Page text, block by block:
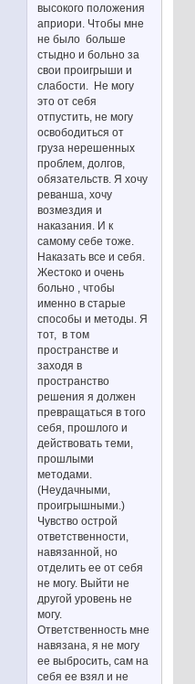
высокого положения
априори. Чтобы мне
не было больше
стыдно и больно за
свои проигрыши и
слабости. Не могу
это от себя
отпустить, не могу
освободиться от
груза нерешенных
проблем, долгов,
обязательств. Я хочу
реванша, хочу
возмездия и
наказания. И к
самому себе тоже.
Наказать все и себя.
Жестоко и очень
больно , чтобы
именно в старые
способы и методы. Я
тот, в том
пространстве и
заходя в
пространство
решения я должен
превращаться в того
себя, прошлого и
действовать теми,
прошлыми
методами.
(Неудачными,
проигрышными.)
Чувство острой
ответственности,
навязанной, но
отделить ее от себя
не могу. Выйти не
другой уровень не
могу.
Ответственность мне
навязана, я не могу
ее выбросить, сам на
себя ее взял и не